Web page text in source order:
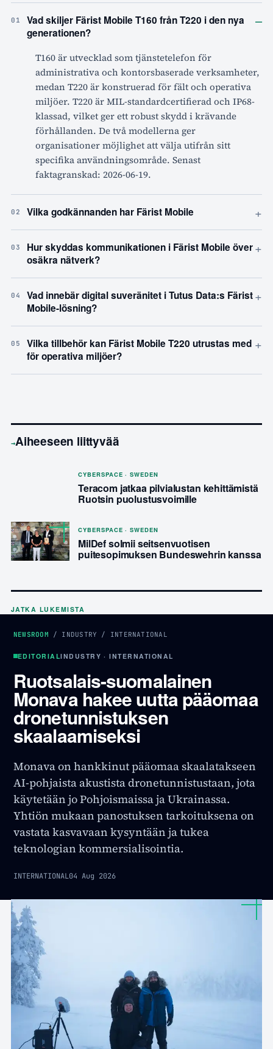
01
Vad skiljer Färist Mobile T160 från T220 i den nya
generationen?
–
T160 är utvecklad som tjänstetelefon för
administrativa och kontorsbaserade verksamheter,
medan T220 är konstruerad för fält och operativa
miljöer. T220 är MIL-standardcertifierad och IP68-
klassad, vilket ger ett robust skydd i krävande
förhållanden. De två modellerna ger
organisationer möjlighet att välja utifrån sitt
specifika användningsområde. Senast
faktagranskad: 2026-06-19.
02 Vilka godkännanden har Färist Mobile +
03
Hur skyddas kommunikationen i Färist Mobile över
osäkra nätverk?
+
04
Vad innebär digital suveränitet i Tutus Data:s Färist
Mobile-lösning?
+
05
Vilka tillbehör kan Färist Mobile T220 utrustas med
för operativa miljöer?
+
→Aiheeseen liittyvää
CYBERSPACE · SWEDEN
Teracom jatkaa pilvialustan kehittämistä
Ruotsin puolustusvoimille
CYBERSPACE · SWEDEN
MilDef solmii seitsenvuotisen
puitesopimuksen Bundeswehrin kanssa
JATKA LUKEMISTA
NEWSROOM / INDUSTRY / INTERNATIONAL
EDITORIALINDUSTRY · INTERNATIONAL
Ruotsalais-suomalainen
Monava hakee uutta pääomaa
dronetunnistuksen
skaalaamiseksi
Monava on hankkinut pääomaa skaalatakseen
AI-pohjaista akustista dronetunnistustaan, jota
käytetään jo Pohjoismaissa ja Ukrainassa.
Yhtiön mukaan panostuksen tarkoituksena on
vastata kasvavaan kysyntään ja tukea
teknologian kommersialisointia.
INTERNATIONAL04 Aug 2026